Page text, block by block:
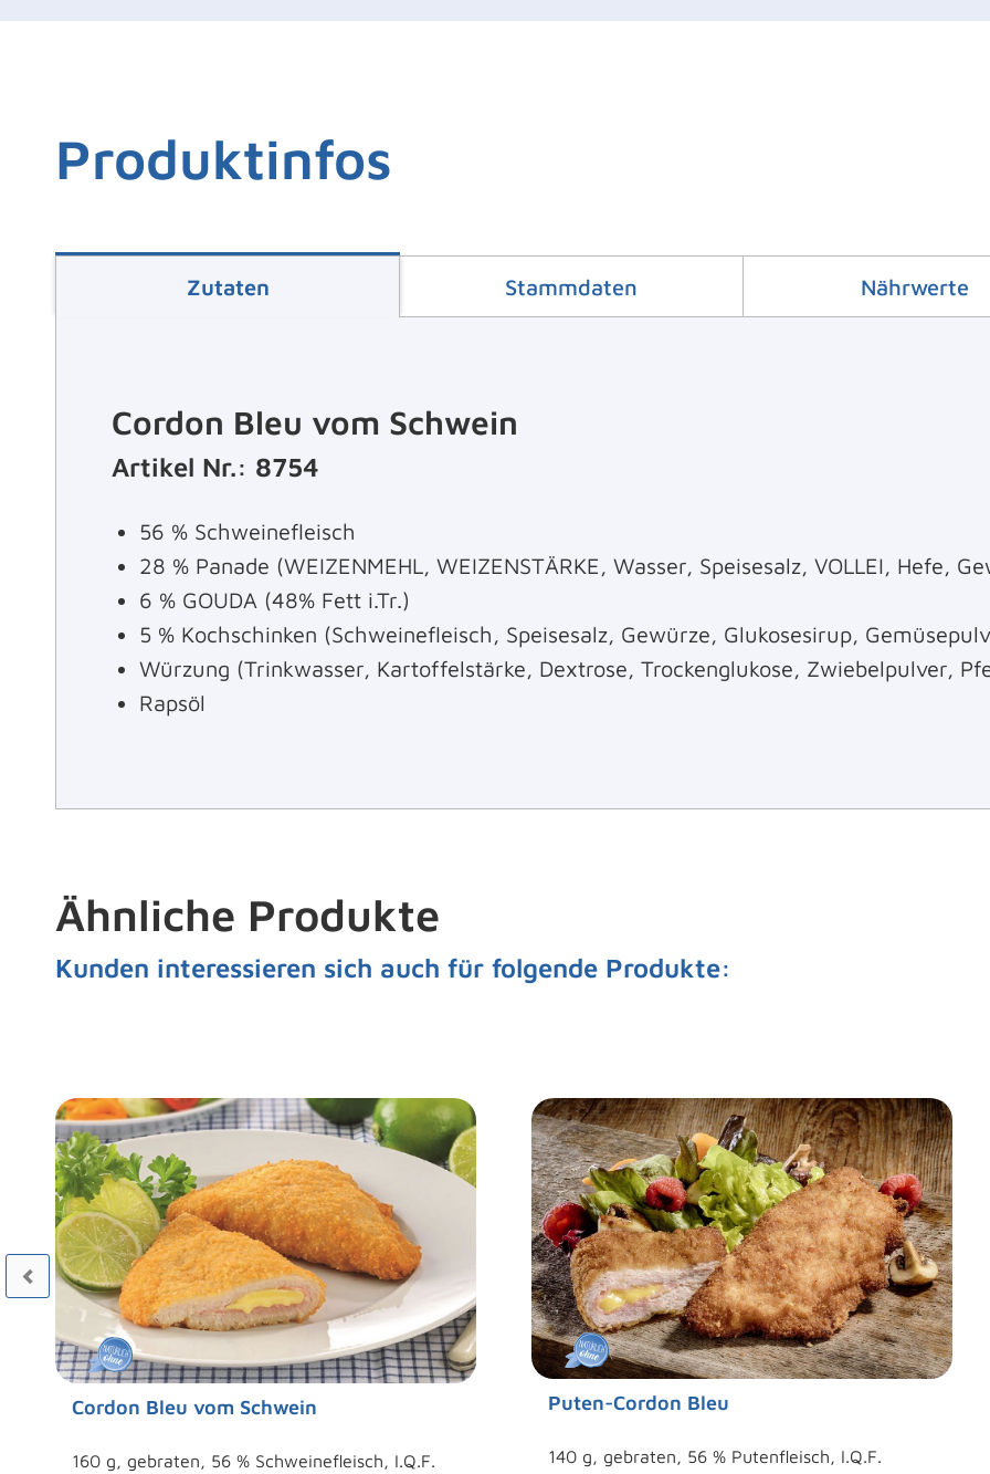
Produktinfos
Zutaten Stammdaten Nährwerte
Cordon Bleu vom Schwein
Artikel Nr.: 8754
56 % Schweinefleisch
28 % Panade (WEIZENMEHL, WEIZENSTÄRKE, Wasser, Speisesalz, VOLLEI, Hefe,
6 % GOUDA (48% Fett i.Tr.)
5 % Kochschinken (Schweinefleisch, Speisesalz, Gewürze, Glukosesirup,
Würzung (Trinkwasser, Kartoffelstärke, Dextrose, Trockenglukose, Zwiebelpulver,
Rapsöl
Ähnliche Produkte
Kunden interessieren sich auch für folgende Produkte:
Cordon Bleu vom Schwein
160 g, gebraten, 56 % Schweinefleisch, I.Q.F.
Puten-Cordon Bleu
140 g, gebraten, 56 % Putenfleisch, I.Q.F.